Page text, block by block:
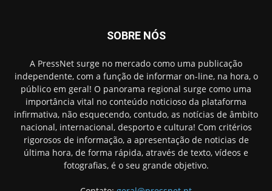
SOBRE NÓS
A PressNet surge no mercado como uma publicação
independente, com a função de informar on-line, na hora, o
público em geral! O panorama regional surge como uma
importância vital no conteúdo noticioso da plataforma
infirmativa, não esquecendo, contudo, as notícias de âmbito
nacional, internacional, desporto e cultura! Com critérios
rigorosos de informação, a apresentação de noticias de
última hora, de forma rápida, através de texto, vídeos e
fotografias, é o seu grande objetivo.